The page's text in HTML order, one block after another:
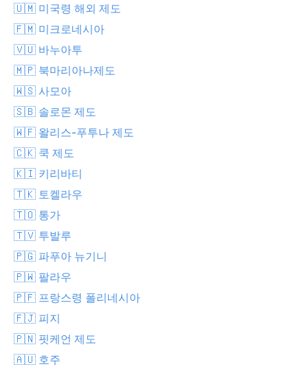
🇺🇲 미국령 해외 제도
🇫🇲 미크로네시아
🇻🇺 바누아투
🇲🇵 북마리아나제도
🇼🇸 사모아
🇸🇧 솔로몬 제도
🇼🇫 왈리스-푸투나 제도
🇨🇰 쿡 제도
🇰🇮 키리바티
🇹🇰 토켈라우
🇹🇴 통가
🇹🇻 투발루
🇵🇬 파푸아 뉴기니
🇵🇼 팔라우
🇵🇫 프랑스령 폴리네시아
🇫🇯 피지
🇵🇳 핏케언 제도
🇦🇺 호주